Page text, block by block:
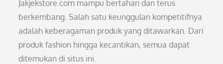
Jakjekstore.com mampu bertahan dan terus
berkembang. Salah satu keunggulan kompetitifnya
adalah keberagaman produk yang ditawarkan. Dari
produk fashion hingga kecantikan, semua dapat
ditemukan di situs ini.